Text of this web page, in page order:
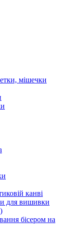
мішечки
канві
для вишивки
бісером на